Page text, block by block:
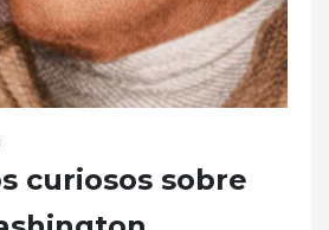
curiosos sobre